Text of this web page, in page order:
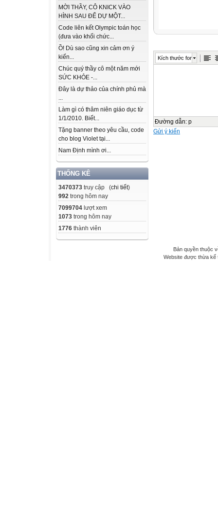
MỜI THẦY, CÔ KNICK VÀO
HÌNH SAU ĐỂ DỰ MỘT...
Code liên kết Olympic toán học
(đưa vào khối chức...
Ồ! Dù sao cũng xin cảm ơn ý
kiến...
Chúc quý thầy cô một năm mới
SỨC KHỎE -...
Đây là dự thảo của chính phủ mà
...
Làm gì có thâm niên giáo dục từ
1/1/2010. Biết...
Tặng banner theo yêu cầu, code
cho blog Violet tại...
Nam Định mình ơi...
THỐNG KÊ
3470373 truy cập (chi tiết)
992 trong hôm nay
7099704 lượt xem
1073 trong hôm nay
1776 thành viên
Kích thước font
Đường dẫn: p
Gửi ý kiến
Bản quyền thuộc
Website được thừa